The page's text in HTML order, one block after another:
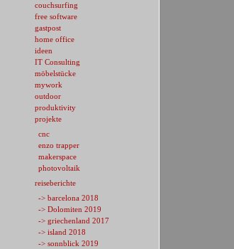
couchsurfing
free software
gastpost
home office
ideen
IT Consulting
möbelstücke
mywork
outdoor
produktivity
projekte
cnc
enzo trapper
makerspace
photovoltaik
reiseberichte
-> barcelona 2018
-> Dolomiten 2019
-> griechenland 2017
-> island 2018
-> sonnblick 2019